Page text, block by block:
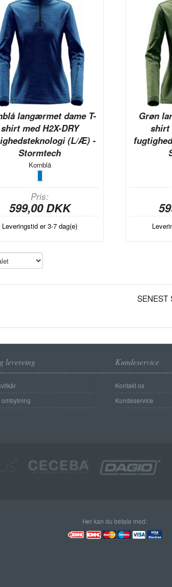
langærmet dame T-
shirt med H2X-DRY
(L/Æ) -
Stormtech
Kornblå
Pris
599,00 DKK
Leveringstid er 3-7 dag(e)
Grøn
shirt
SENEST
levereing Kundeservice
Kontakt os
Kundeservice
Her kan du betale med: